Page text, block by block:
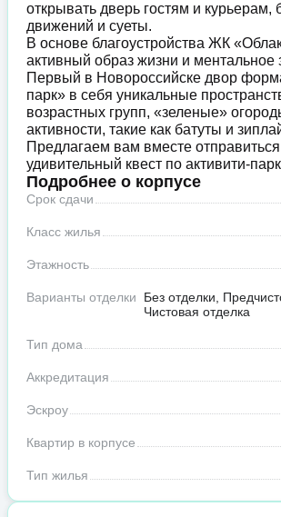
открывать дверь гостям и курьерам,
движений и суеты.
В основе благоустройства ЖК
активный образ жизни и ментальное
Первый в Новороссийске двор
парк» в себя уникальные
возрастных групп, «зеленые»
активности, такие как батуты и
Предлагаем вам вместе
удивительный квест по активити-
Подробнее о корпусе
Срок сдачи
Класс жилья
Этажность
Варианты отделки
Без отделки,
Чистовая отделка
Тип дома
Аккредитация
Эскроу
Квартир в корпусе
Тип жилья